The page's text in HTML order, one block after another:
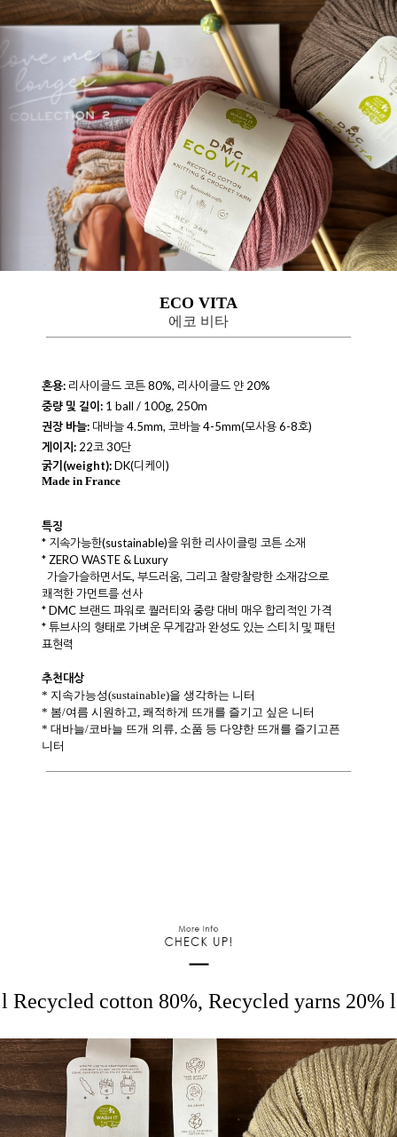
ECO VITA
에코 비타
혼용: 리사이클드 코튼 80%, 리사이클드 얀 20%
중량 및 길이: 1 ball / 100g, 250m
권장 바늘: 대바늘 4.5mm, 코바늘 4-5mm(모사용 6-8호)
게이지: 22코 30단
굵기 (weight):DK(디케이)
Made in France
특징
* 지속가능한(sustainable)을 위한 리사이클링 코튼 소재
* ZERO WASTE & Luxury
가슬가슬하면서도, 부드러움, 그리고 찰랑찰랑한 소재감으로
쾌적한 가먼트를 선사
* DMC 브랜드 파워로 퀄러티와 중량 대비 매우 합리적인 가격
* 튜브사의 형태로 가벼운 무게감과 완성도 있는 스티치 및 패턴
표현력
추천대상
* 지속가능성(sustainable)을 생각하는 니터
* 봄/여름 시원하고, 쾌적하게 뜨개를 즐기고 싶은 니터
* 대바늘/코바늘 뜨개 의류, 소품 등 다양한 뜨개를 즐기고픈
니터
l Recycled cotton 80%, Recycled yarns 20% l